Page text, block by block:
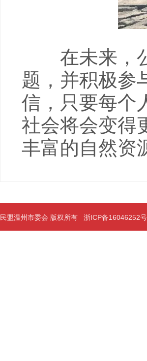
在未来，公
题，并积极参
信，只要每个
社会将会变得
丰富的自然资
民盟温州市委会 版权所有 浙ICP备16046252